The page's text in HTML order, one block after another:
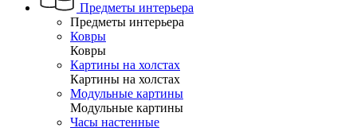
Предметы интерьера
Предметы интерьера
Ковры
Ковры
Картины на холстах
Картины на холстах
Модульные картины
Модульные картины
Часы настенные